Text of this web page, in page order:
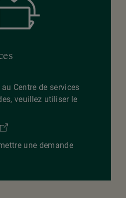
Centre de services
veuillez utiliser le
une demande